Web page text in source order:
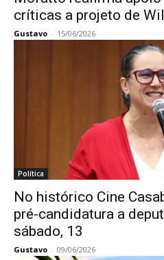
críticas a projeto de
Gustavo - 15/06/2026
Política
No histórico Cine
pré-candidatura a
sábado, 13
Gustavo - 09/06/2026